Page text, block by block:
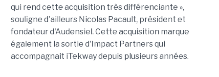
qui rend cette acquisition très différenciante »,
souligne d'ailleurs Nicolas Pacault, président et
fondateur d'Audensiel. Cette acquisition marque
également la sortie d'Impact Partners qui
accompagnait iTekway depuis plusieurs années.